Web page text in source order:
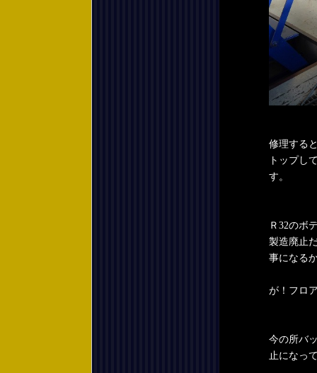
修理する
トップし
す。
Ｒ32のボ
製造廃止
事になる
が！フロ
今の所バ
止になっ